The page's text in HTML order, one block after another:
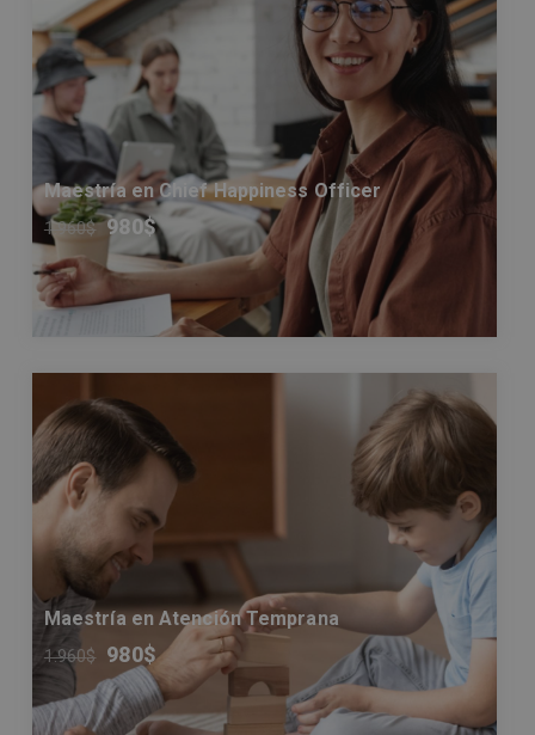
Maestría en Chief Happiness Officer
1.960$ 980$
Maestría en Atención Temprana
1.960$ 980$